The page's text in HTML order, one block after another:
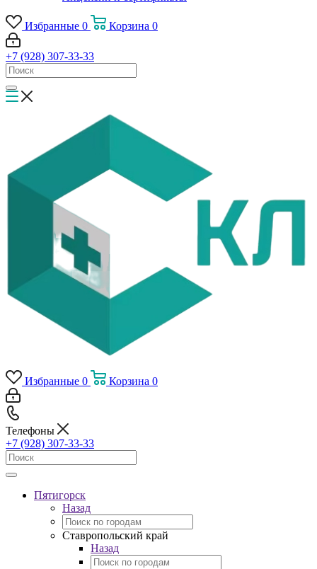
Избранные 0 Корзина 0
+7 (928) 307-33-33
Избранные 0 Корзина 0
Телефоны
+7 (928) 307-33-33
Пятигорск
Назад
Ставропольский край
Назад